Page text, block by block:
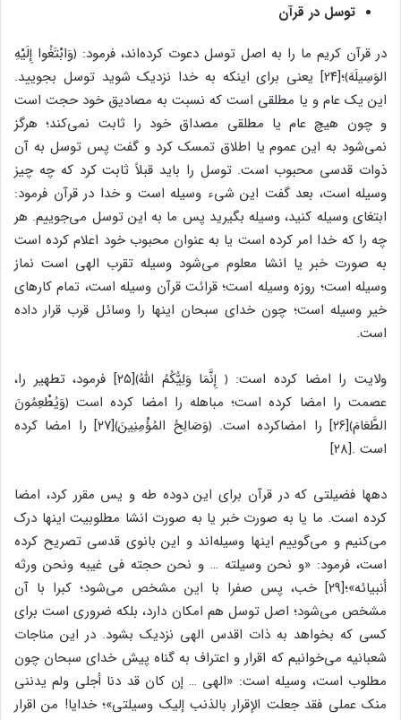
توسل در قرآن
در قرآن کریم ما را به اصل توسل دعوت کرده‌اند، فرمود: ﴿وَابْتَغُوا إِلَیْهِ
الوَسِیلَهَ﴾؛[۲۴] یعنی برای اینکه به خدا نزدیک شوید توسل بجویید.
این یک عام و یا مطلقی است که نسبت به مصادیق خود حجت است
و چون هیچ عام یا مطلقی مصداق خود را ثابت نمی‌کند؛ هرگز
نمی‌شود به این عموم یا اطلاق تمسک کرد و گفت پس توسل به آن
ذوات قدسی محبوب است. توسل را باید قبلاً ثابت کرد که چه چیز
وسیله است، بعد گفت این شیء وسیله است و خدا در قرآن فرمود:
ابتغای وسیله کنید، وسیله بگیرید پس ما به این توسل می‌جوییم. هر
چه را که خدا امر کرده است یا به عنوان محبوب خود اعلام کرده است
به صورت خبر یا انشا معلوم می‌شود وسیله تقرب الهی است نماز
وسیله است؛ روزه وسیله است؛ قرائت قرآن وسیله است، تمام کارهای
خیر وسیله است؛ چون خدای سبحان اینها را وسائل قرب قرار داده
است.
ولایت را امضا کرده است: ﴿ إِنَّمَا وَلِیُّکُمُ اللّهُ﴾[۲۵] فرمود، تطهیر را،
عصمت را امضا کرده است؛ مباهله را امضا کرده است ﴿وَیُطْعِمُونَ
الطَّعَامَ﴾[۲۶] را امضاکرده است. ﴿وَصَالِحُ المُؤْمِنِینَ﴾[۲۷] را امضا کرده
است .[۲۸]
دهها فضیلتی که در قرآن برای این دوده طه و یس مقرر کرد، امضا
کرده است. ما یا به صورت خبر یا به صورت انشا مطلوبیت اینها درک
می‌کنیم و می‌گوییم اینها وسیله‌اند و این بانوی قدسی تصریح کرده
است، فرمود: «و نحن وسیلته … و نحن حجته فی غیبه ونحن ورثه
أنبیائه»؛[۲۹] خب، پس صفرا با این مشخص می‌شود؛ کبرا با آن
مشخص می‌شود؛ اصل توسل هم امکان دارد، بلکه ضروری است برای
کسی که بخواهد به ذات اقدس الهی نزدیک بشود. در این مناجات
شعبانیه می‌خوانیم که اقرار و اعتراف به گناه پیش خدای سبحان چون
مطلوب است، وسیله است: «الهی … إن کان قد دنا أجلی ولم یدننی
منک عملی فقد جعلت الإقرار بالذنب إلیک وسیلتی»؛ خدایا! من اقرار